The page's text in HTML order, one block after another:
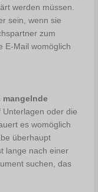
werden müssen.
sein, wenn sie
zum
E-Mail womöglich
mangelnde
Unterlagen oder die
es womöglich
überhaupt
lange nach einer
suchen, das